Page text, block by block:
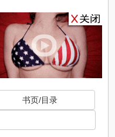
书页/目录